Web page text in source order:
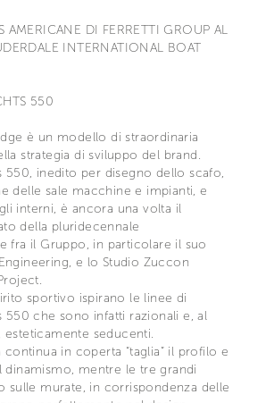
AMERICANE DI FERRETTI GROUP AL
INTERNATIONAL BOAT
550
è un modello di straordinaria
strategia di sviluppo del brand.
550, inedito per disegno dello scafo,
delle sale macchine e impianti, e
interni, è ancora una volta il
della pluridecennale
fra il Gruppo, in particolare il suo
e lo Studio Zuccon
sportivo ispirano le linee di
550 che sono infatti razionali e, al
esteticamente seducenti.
continua in coperta “taglia” il profilo e
dinamismo, mentre le tre grandi
sulle murate, in corrispondenza delle